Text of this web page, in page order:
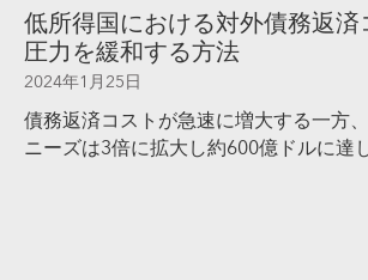
低所得国における対外債務返
圧力を緩和する方法
2024年1月25日
債務返済コストが急速に増大する一方
ニーズは3倍に拡大し約600億ドルに達